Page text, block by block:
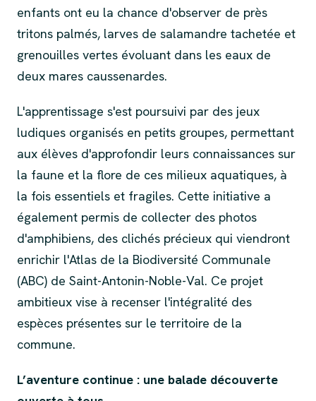
enfants ont eu la chance d'observer de près
tritons palmés, larves de salamandre tachetée et
grenouilles vertes évoluant dans les eaux de
deux mares caussenardes.
L'apprentissage s'est poursuivi par des jeux
ludiques organisés en petits groupes, permettant
aux élèves d'approfondir leurs connaissances sur
la faune et la flore de ces milieux aquatiques, à
la fois essentiels et fragiles. Cette initiative a
également permis de collecter des photos
d'amphibiens, des clichés précieux qui viendront
enrichir l'Atlas de la Biodiversité Communale
(ABC) de Saint-Antonin-Noble-Val. Ce projet
ambitieux vise à recenser l'intégralité des
espèces présentes sur le territoire de la
commune.
L’aventure continue : une balade découverte